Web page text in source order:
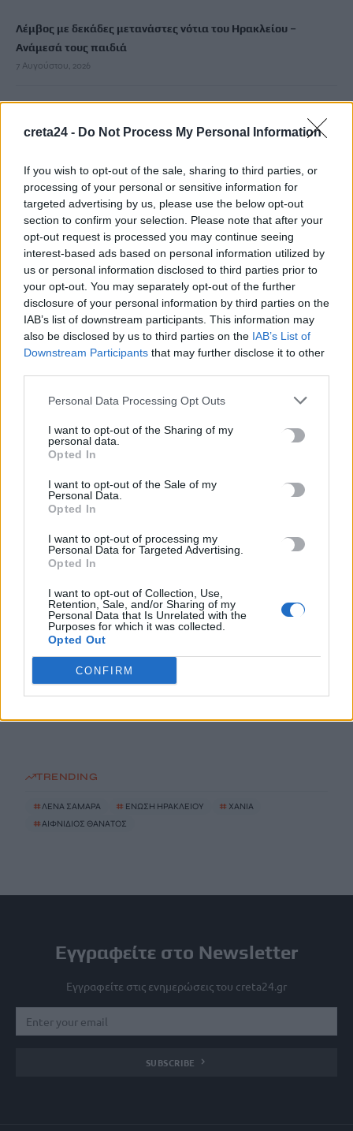
creta24 - Do Not Process My Personal Information
If you wish to opt-out of the sale, sharing to third parties, or
processing of your personal or sensitive information for
targeted advertising by us, please use the below opt-out
section to confirm your selection. Please note that after your
opt-out request is processed you may continue seeing
interest-based ads based on personal information utilized by
us or personal information disclosed to third parties prior to
your opt-out. You may separately opt-out of the further
disclosure of your personal information by third parties on the
IAB’s list of downstream participants. This information may
also be disclosed by us to third parties on the IAB’s List of
Downstream Participants that may further disclose it to other
Personal Data Processing Opt Outs
I want to opt-out of the Sharing of my
personal data.
Opted In
I want to opt-out of the Sale of my
Personal Data.
Opted In
I want to opt-out of processing my
Personal Data for Targeted Advertising.
Opted In
I want to opt-out of Collection, Use,
Retention, Sale, and/or Sharing of my
Personal Data that Is Unrelated with the
Purposes for which it was collected.
Opted Out
CONFIRM
Λέμβος με δεκάδες μετανάστες νότια του Ηρακλείου –
Ανάμεσά τους παιδιά
7 Αυγούστου, 2026
σορό του πατέρα του σε καταψύκτη
Στο Α΄ Νεκροταφείο το μνημόσυνο για τον έναν χρόνο από τον
θάνατο της Λένας Σαμαρά
Ένωση Ηρακλείου: Πότε ξεκινάει η παραλαβή οινοσταφύλων
– Οι τιμές ανά ποικιλία
7 Αυγούστου, 2026
Χανιά: Νεκρός 55χρονος σε παραλία – «Έσβησε» στην
ΠΑΣΟΚ: Βαφτίζουν «επιτυχία» τη μεταφορά του λογαριασμού
της Ρήτρας Διαφυγής στους πολίτες
Στον ΟΦΗ η 22χρονη πασαδόρος Ελενα Γεωργιάδου
7 Αυγούστου, 2026
«Αδικαιολόγητα τα περισσότερα κλεισίματα»
7 Αυγούστου, 2026
Καύσωνας: Η Μεσόγειος «βράζει» -Στους 33°C η θάλασσα στη
Μαγιόρκα, «δεν μπορούμε ούτε να δροσιστούμε», λένε οι
τουρίστες
TRENDING
#ΛΕΝΑ ΣΑΜΑΡΑ # ΕΝΩΣΗ ΗΡΑΚΛΕΙΟΥ # ΧΑΝΙΑ
# ΑΙΦΝΙΔΙΟΣ ΘΑΝΑΤΟΣ
Εγγραφείτε στο Newsletter
Εγγραφείτε στις ενημερώσεις του creta24.gr
SUBSCRIBE